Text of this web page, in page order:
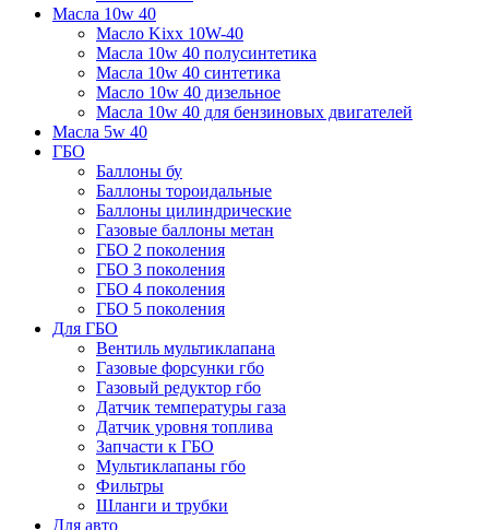
Масла 10w 40
Mасло Kixx 10W-40
Масла 10w 40 полусинтетика
Масла 10w 40 синтетика
Масло 10w 40 дизельное
Масла 10w 40 для бензиновых двигателей
Масла 5w 40
ГБО
Баллоны бу
Баллоны тороидальные
Баллоны цилиндрические
Газовые баллоны метан
ГБО 2 поколения
ГБО 3 поколения
ГБО 4 поколения
ГБО 5 поколения
Для ГБО
Вентиль мультиклапана
Газовые форсунки гбо
Газовый редуктор гбо
Датчик температуры газа
Датчик уровня топлива
Запчасти к ГБО
Мультиклапаны гбо
Фильтры
Шланги и трубки
Для авто